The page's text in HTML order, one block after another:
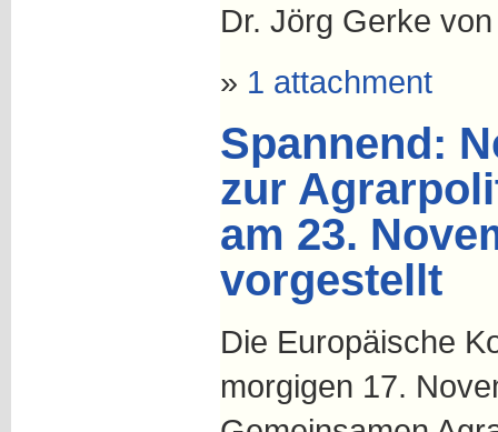
Dr. Jörg Gerke
» 1 attachment
Spannend:
zur
am 23.
vorgestellt
Die Europäische
morgigen 17.